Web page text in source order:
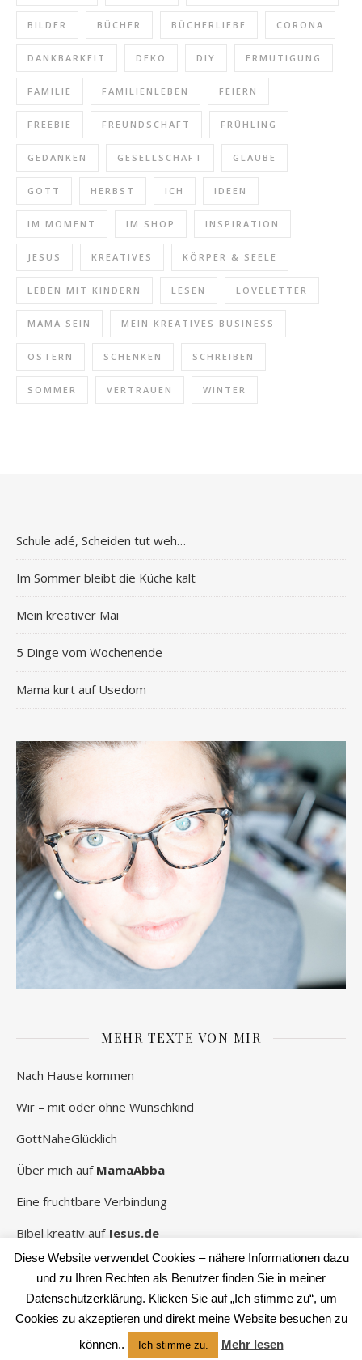
BILDER BÜCHER BÜCHERLIEBE CORONA
DANKBARKEIT DEKO DIY ERMUTIGUNG
FAMILIE FAMILIENLEBEN FEIERN
FREEBIE FREUNDSCHAFT FRÜHLING
GEDANKEN GESELLSCHAFT GLAUBE
GOTT HERBST ICH IDEEN
IM MOMENT IM SHOP INSPIRATION
JESUS KREATIVES KÖRPER & SEELE
LEBEN MIT KINDERN LESEN LOVELETTER
MAMA SEIN MEIN KREATIVES BUSINESS
OSTERN SCHENKEN SCHREIBEN
SOMMER VERTRAUEN WINTER
Schule adé, Scheiden tut weh…
Im Sommer bleibt die Küche kalt
Mein kreativer Mai
5 Dinge vom Wochenende
Mama kurt auf Usedom
MEHR TEXTE VON MIR
Nach Hause kommen
Wir – mit oder ohne Wunschkind
GottNaheGlücklich
Über mich auf MamaAbba
Eine fruchtbare Verbindung
Bibel kreativ auf Jesus.de
2026 Rebekka Schwaneberg ©
Ashe Theme vonWP Royal
Diese Website verwendet Cookies – nähere Informationen dazu
und zu Ihren Rechten als Benutzer finden Sie in meiner
Datenschutzerklärung. Klicken Sie auf „Ich stimme zu“, um
Cookies zu akzeptieren und direkt meine Website besuchen zu
können..
Ich stimme zu. Mehr lesen